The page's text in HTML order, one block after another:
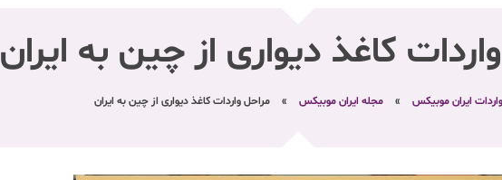
کاغذ دیواری از چین به ایران
واردات ایران موبیکس » مجله ایران موبیکس » مراحل واردات کاغذ دیواری از چین به ایران